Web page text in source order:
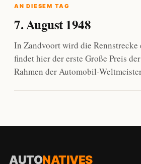
AN DIESEM TAG
7. August 1948
In Zandvoort wird die Rennstrecke
findet hier der erste Große Preis
Rahmen der Automobil-
AUTONATIVES